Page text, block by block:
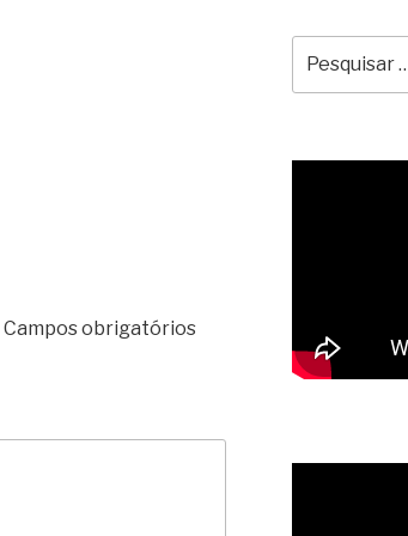
Campos obrigatórios
por: